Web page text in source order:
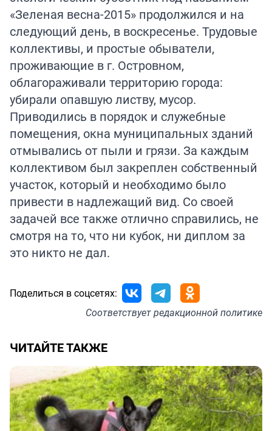
«Зеленая весна-2015» продолжился и на
следующий день, в воскресенье. Трудовые
коллективы, и простые обыватели,
проживающие в г. Островном,
облагораживали территорию города:
убирали опавшую листву, мусор.
Приводились в порядок и служебные
помещения, окна муниципальных зданий
отмывались от пыли и грязи. За каждым
коллективом был закреплен собственный
участок, который и необходимо было
привести в надлежащий вид. Со своей
задачей все также отлично справились, не
смотря на то, что ни кубок, ни диплом за
это никто не дал.
Поделиться в соцсетях:
Соответствуетредакционной политике
ЧИТАЙТЕ ТАКЖЕ